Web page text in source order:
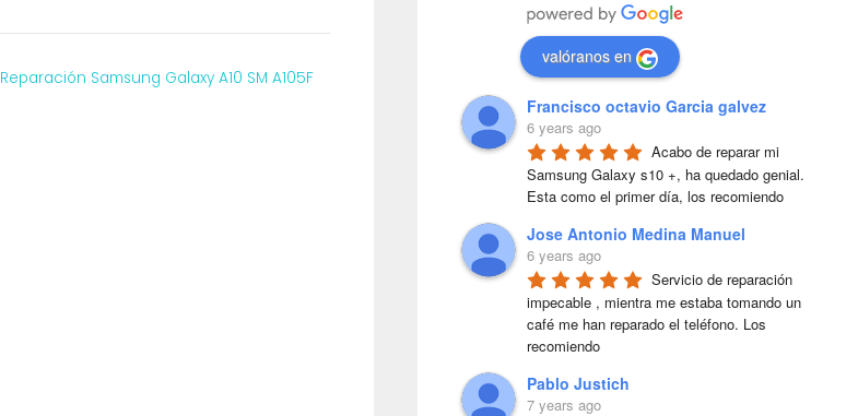
Reparación Samsung Galaxy A10 SM A105F
valóranos en
Francisco octavio Garcia galvez
6 years ago
Acabo de reparar mi
Samsung Galaxy s10 +, ha quedado genial.
Esta como el primer día, los recomiendo
Jose Antonio Medina Manuel
6 years ago
Servicio de reparación
impecable , mientra me estaba tomando un
café me han reparado el teléfono. Los
recomiendo
Pablo Justich
7 years ago